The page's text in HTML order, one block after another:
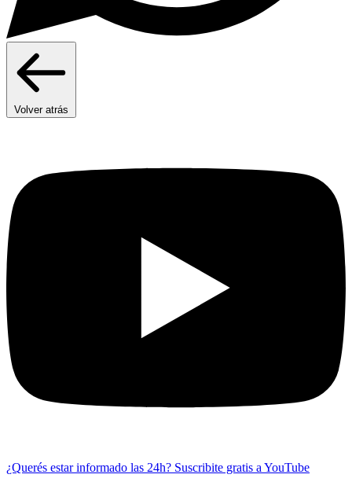
Volver atrás
¿Querés estar informado las 24h? Suscribite gratis a YouTube